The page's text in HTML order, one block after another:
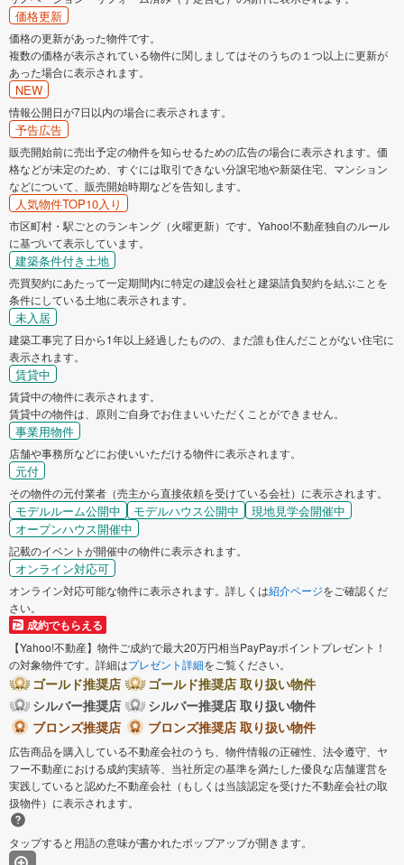
価格更新
価格の更新があった物件です。
複数の価格が表示されている物件に関しましてはそのうちの１つ以上に更新が
あった場合に表示されます。
NEW
情報公開日が7日以内の場合に表示されます。
予告広告
販売開始前に売出予定の物件を知らせるための広告の場合に表示されます。価
格などが未定のため、すぐには取引できない分譲宅地や新築住宅、マンション
などについて、販売開始時期などを告知します。
人気物件TOP10入り
市区町村・駅ごとのランキング（火曜更新）です。Yahoo!不動産独自のルール
に基づいて表示しています。
建築条件付き土地
売買契約にあたって一定期間内に特定の建設会社と建築請負契約を結ぶことを
条件にしている土地に表示されます。
未入居
建築工事完了日から1年以上経過したものの、まだ誰も住んだことがない住宅に
表示されます。
賃貸中
賃貸中の物件に表示されます。
賃貸中の物件は、原則ご自身でお住まいいただくことができません。
事業用物件
店舗や事務所などにお使いいただける物件に表示されます。
元付
その物件の元付業者（売主から直接依頼を受けている会社）に表示されます。
モデルルーム公開中 モデルハウス公開中
現地見学会開催中
オープンハウス開催中
記載のイベントが開催中の物件に表示されます。
オンライン対応可
オンライン対応可能な物件に表示されます。詳しくは紹介ページをご確認くだ
さい。
成約でもらえる
【Yahoo!不動産】物件ご成約で最大20万円相当PayPayポイントプレゼント！
の対象物件です。詳細はプレゼント詳細をご覧ください。
ゴールド推奨店
ゴールド推奨店 取り扱い物件
シルバー推奨店
シルバー推奨店 取り扱い物件
ブロンズ推奨店
ブロンズ推奨店 取り扱い物件
広告商品を購入している不動産会社のうち、物件情報の正確性、法令遵守、ヤ
フー不動産における成約実績等、当社所定の基準を満たした優良な店舗運営を
実践していると認めた不動産会社（もしくは当該認定を受けた不動産会社の取
扱物件）に表示されます。
タップすると用語の意味が書かれたポップアップが開きます。